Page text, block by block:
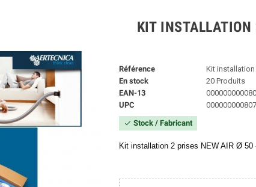
KIT
Référence
Kit installation
En stock
20 Produits
EAN-13
UPC
000000000807
check Stock / Fabricant
Kit installation 2 prises NEW AIR Ø 50